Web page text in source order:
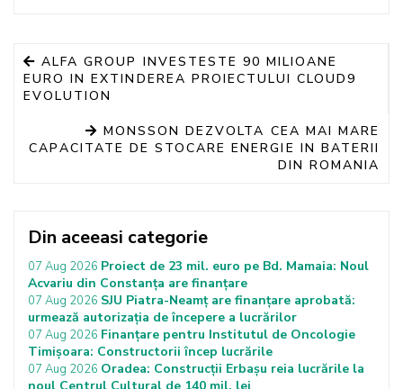
ALFA GROUP INVESTESTE 90 MILIOANE
EURO IN EXTINDEREA PROIECTULUI CLOUD9
EVOLUTION
MONSSON DEZVOLTA CEA MAI MARE
CAPACITATE DE STOCARE ENERGIE IN BATERII
DIN ROMANIA
Din aceeasi categorie
07 Aug 2026 Proiect de 23 mil. euro pe Bd. Mamaia: Noul
Acvariu din Constanța are finanțare
07 Aug 2026 SJU Piatra-Neamț are finanțare aprobată:
urmează autorizația de începere a lucrărilor
07 Aug 2026 Finanțare pentru Institutul de Oncologie
Timișoara: Constructorii încep lucrările
07 Aug 2026 Oradea: Construcții Erbașu reia lucrările la
noul Centrul Cultural de 140 mil. lei